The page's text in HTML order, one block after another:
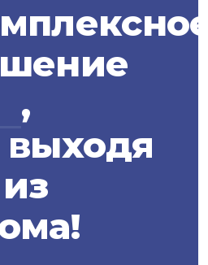
,
выходя
из